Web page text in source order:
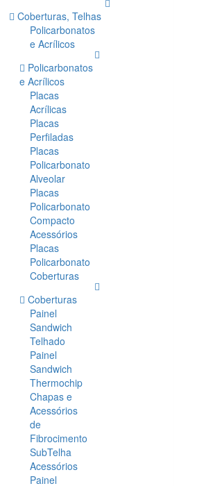
Coberturas, Telhas
Policarbonatos
e Acrílicos
Policarbonatos
e Acrílicos
Placas
Acrílicas
Placas
Perfiladas
Placas
Policarbonato
Alveolar
Placas
Policarbonato
Compacto
Acessórios
Placas
Policarbonato
Coberturas
Coberturas
Painel
Sandwich
Telhado
Painel
Sandwich
Thermochip
Chapas e
Acessórios
de
Fibrocimento
SubTelha
Acessórios
Painel